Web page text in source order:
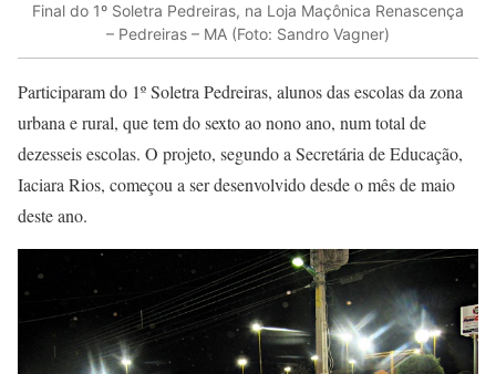
Final do 1º Soletra Pedreiras, na Loja Maçônica Renascença
– Pedreiras – MA (Foto: Sandro Vagner)
Participaram do 1º Soletra Pedreiras, alunos das escolas da zona
urbana e rural, que tem do sexto ao nono ano, num total de
dezesseis escolas. O projeto, segundo a Secretária de Educação,
Iaciara Rios, começou a ser desenvolvido desde o mês de maio
deste ano.